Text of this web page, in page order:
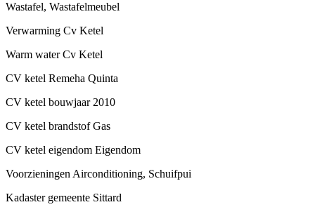
Wastafel, Wastafelmeubel
Verwarming Cv Ketel
Warm water Cv Ketel
CV ketel Remeha Quinta
CV ketel bouwjaar 2010
CV ketel brandstof Gas
CV ketel eigendom Eigendom
Voorzieningen Airconditioning, Schuifpui
Kadaster gemeente Sittard